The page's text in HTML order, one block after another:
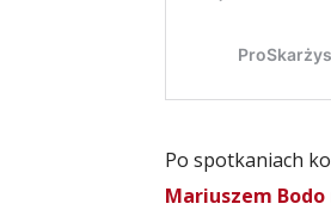
Po spotkaniach
Mariuszem Bodo